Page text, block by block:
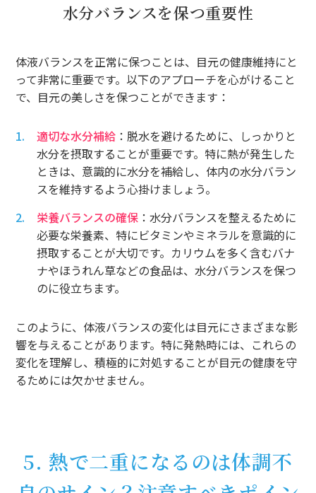
水分バランスを保つ重要性
体液バランスを正常に保つことは、目元の健康維持にと
って非常に重要です。以下のアプローチを心がけること
で、目元の美しさを保つことができます：
適切な水分補給 ：脱水を避けるために、しっかりと
水分を摂取することが重要です。特に熱が発生した
ときは、意識的に水分を補給し、体内の水分バラン
スを維持するよう心掛けましょう。
栄養バランスの確保 ：水分バランスを整えるために
必要な栄養素、特にビタミンやミネラルを意識的に
摂取することが大切です。カリウムを多く含むバナ
ナやほうれん草などの食品は、水分バランスを保つ
のに役立ちます。
このように、体液バランスの変化は目元にさまざまな影
響を与えることがあります。特に発熱時には、これらの
変化を理解し、積極的に対処することが目元の健康を守
るためには欠かせません。
5. 熱で二重になるのは体調不